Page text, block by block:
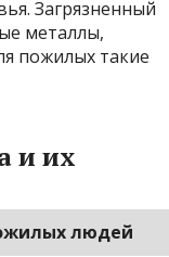
Загрязненный
металлы,
пожилых такие
и их
людей